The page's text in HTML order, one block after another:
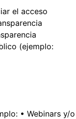
el acceso
(ejemplo:
• Webinars y/o